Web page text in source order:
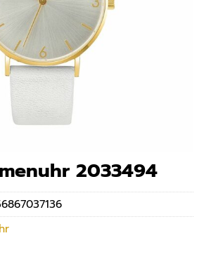
2033494